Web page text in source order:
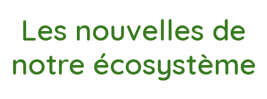
Les nouvelles de
notre écosystème